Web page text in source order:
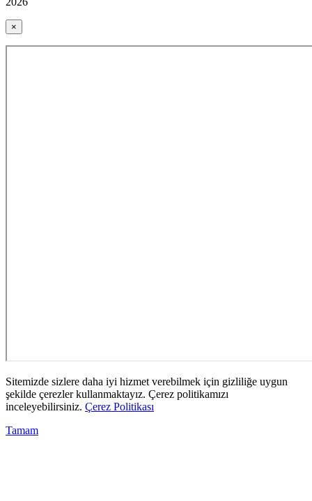
×
Sitemizde sizlere daha iyi hizmet verebilmek için gizliliğe uygun
şekilde çerezler kullanmaktayız. Çerez politikamızı
inceleyebilirsiniz. Çerez Politikası
Tamam